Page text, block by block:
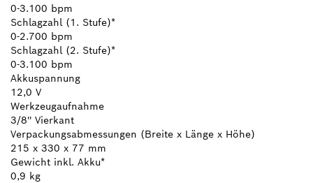
0-3.100 bpm
Schlagzahl (1. Stufe)*
0-2.700 bpm
Schlagzahl (2. Stufe)*
0-3.100 bpm
Akkuspannung
12,0 V
Werkzeugaufnahme
3/8'' Vierkant
Verpackungsabmessungen (Breite x Länge x Höhe)
215 x 330 x 77 mm
Gewicht inkl. Akku*
0,9 kg